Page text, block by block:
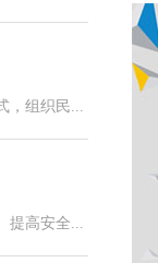
，组织民...
提高安全...